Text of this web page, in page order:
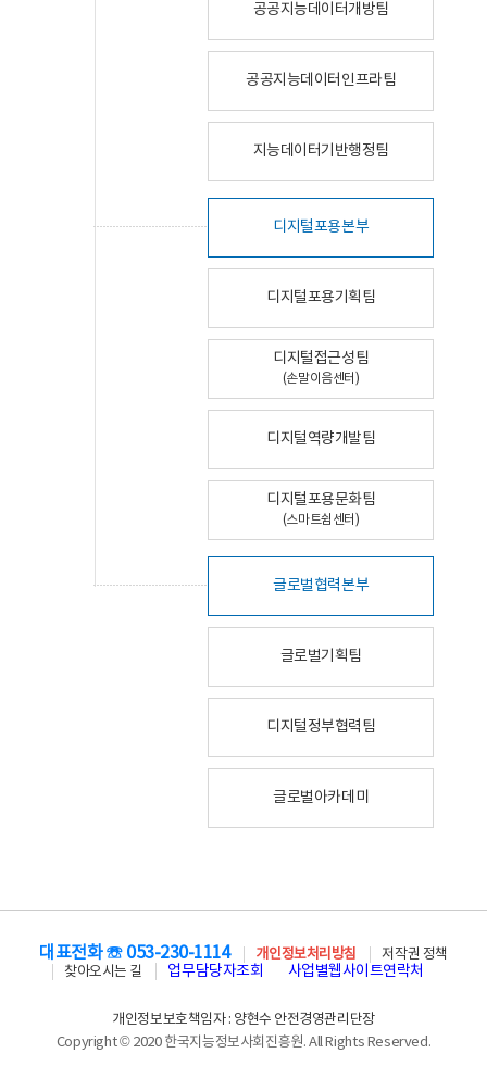
공공지능데이터개방팀
공공지능데이터인프라팀
지능데이터기반행정팀
디지털포용본부
디지털포용기획팀
디지털접근성팀
(손말이음센터)
디지털역량개발팀
디지털포용문화팀
(스마트쉼센터)
글로벌협력본부
글로벌기획팀
디지털정부협력팀
글로벌아카데미
대표전화 ☏ 053-230-1114 개인정보처리방침
저작권 정책
찾아오시는 길
업무담당자조회 사업별웹사이트연락처
개인정보보호책임자 : 양현수 안전경영관리단장
Copyright © 2020 한국지능정보사회진흥원. All Rights Reserved.